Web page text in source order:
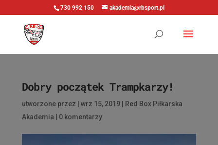
730 992 150 akademia@rbsport.pl
Dobry początek Trampkarzy!
utworzone przez wrz 15, 2019|
Red Box Piłkarska
Akademia
0 komentarzy